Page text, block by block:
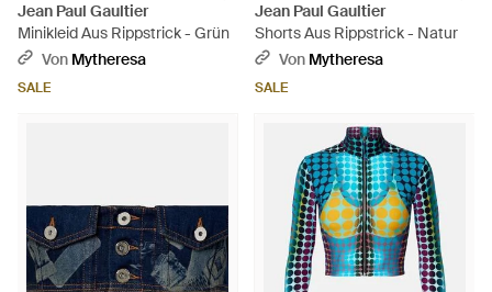
Jean Paul Gaultier
Minikleid Aus Rippstrick - Grün
Von Mytheresa
SALE
Jean Paul Gaultier
Shorts Aus Rippstrick - Natur
Von Mytheresa
SALE